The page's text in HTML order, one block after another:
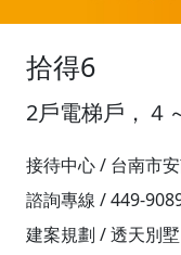
拾得6
2戶電梯戶，４
接待中心 / 台南市
諮詢專線 / 449-
建案規劃 / 透天別墅